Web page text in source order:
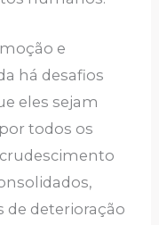
e
há desafios
eles sejam
todos os
deterioração